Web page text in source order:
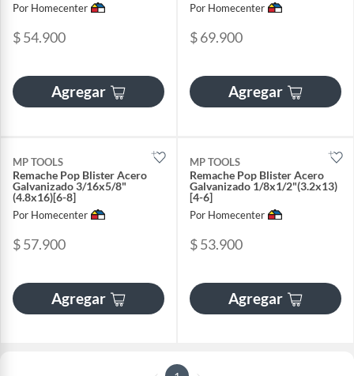
Por Homecenter
$ 54.900
Agregar
Por Homecenter
$ 69.900
Agregar
MP TOOLS
Remache Pop Blister Acero
Galvanizado 3/16x5/8"
(4.8x16)[6-8]
Por Homecenter
$ 57.900
Agregar
MP TOOLS
Remache Pop Blister Acero
Galvanizado 1/8x1/2"(3.2x13)
[4-6]
Por Homecenter
$ 53.900
Agregar